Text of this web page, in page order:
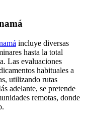
incluye diversas
hasta la total
Las evaluaciones
habituales a
utilizando rutas
adelante, se pretende
remotas, donde